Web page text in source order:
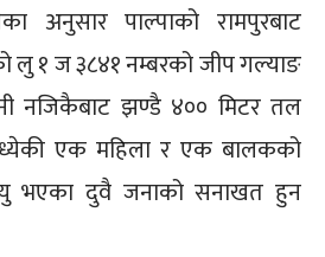
अनुसार पाल्पाको रामपुरबाट
लु १ ज ३८४१ नम्बरको जीप गल्याङ
नजिकैबाट झण्डै ४०० मिटर तल
एक महिला र एक बालकको
भएका दुवै जनाको सनाखत हुन